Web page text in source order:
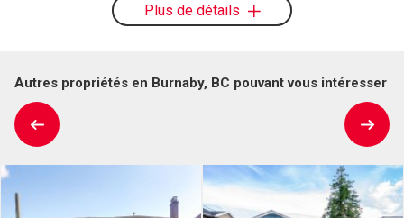
Plus de détails
Autres propriétés en Burnaby, BC pouvant vous intéresser